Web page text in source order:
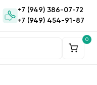
+7 (949) 386-07-72
+7 (949) 454-91-87
0